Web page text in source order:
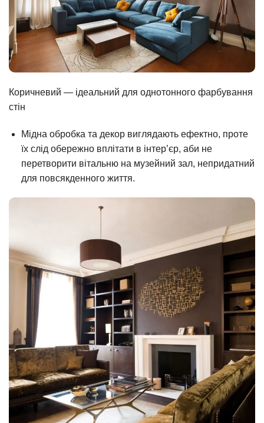
Коричневий — ідеальний для однотонного фарбування
стін
Мідна обробка та декор виглядають ефектно, проте
їх слід обережно вплітати в інтер’єр, аби не
перетворити вітальню на музейний зал, непридатний
для повсякденного життя.